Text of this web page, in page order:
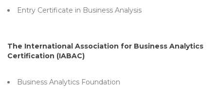
Entry Certificate in Business Analysis
The International Association for Business Analytics
Certification (IABAC)
Business Analytics Foundation